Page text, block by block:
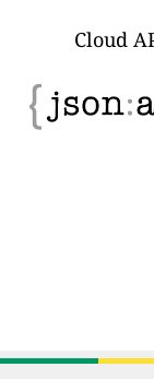
Cloud